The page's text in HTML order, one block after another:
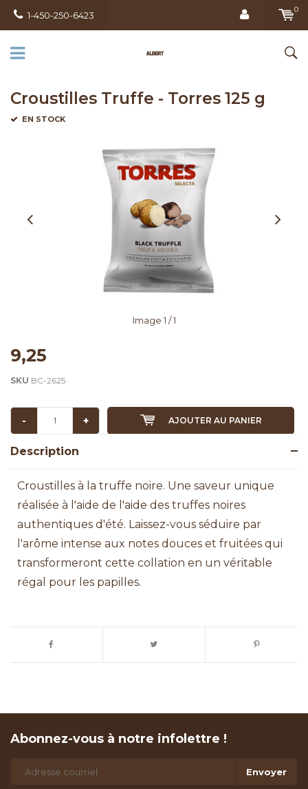
1-450-250-6423
0
Croustilles Truffe - Torres 125 g
EN STOCK
Image 1 / 1
9,25
SKU BC-2625
- + AJOUTER AU PANIER
Description
Croustilles à la truffe noire. Une saveur unique
réalisée à l'aide de l'aide des truffes noires
authentiques d'été. Laissez-vous séduire par
l'arôme intense aux notes douces et fruitées qui
transformeront cette collation en un véritable
régal pour les papilles.
Abonnez-vous à notre infolettre !
Envoyer